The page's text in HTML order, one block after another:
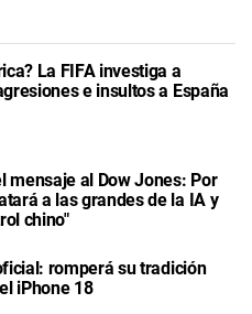
La FIFA investiga a
e insultos a España
mensaje al Dow Jones: Por
a las grandes de la IA y
chino"
romperá su tradición
iPhone 18